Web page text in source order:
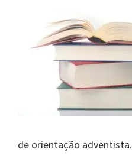
de orientação adventista.